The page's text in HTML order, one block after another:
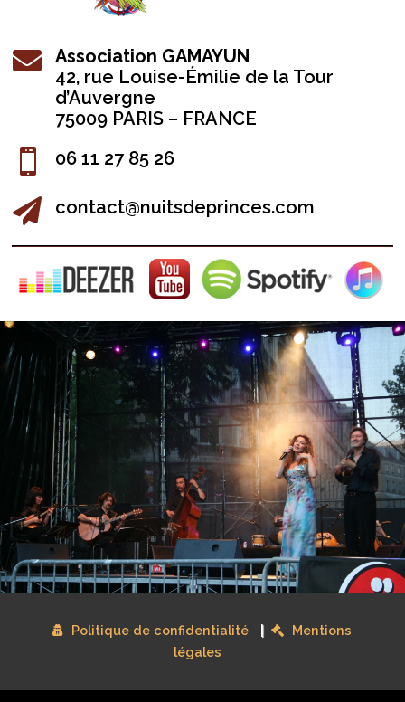

Association GAMAYUN
42, rue Louise-Émilie de la Tour
d’Auvergne
75009 PARIS – FRANCE
 06 11 27 85 26
 contact@nuitsdeprinces.com
Politique de confidentialité
Mentions
légales